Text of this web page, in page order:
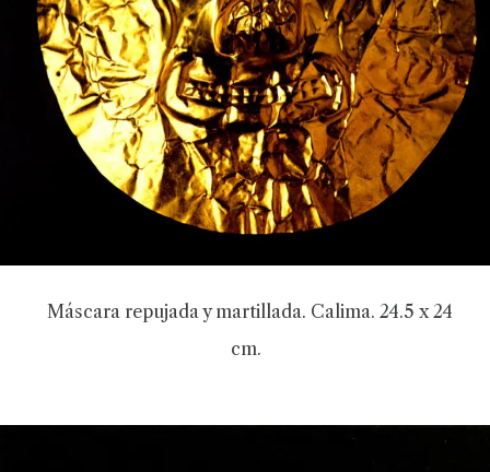
Máscara repujada y martillada. Calima. 24.5 x 24
cm.